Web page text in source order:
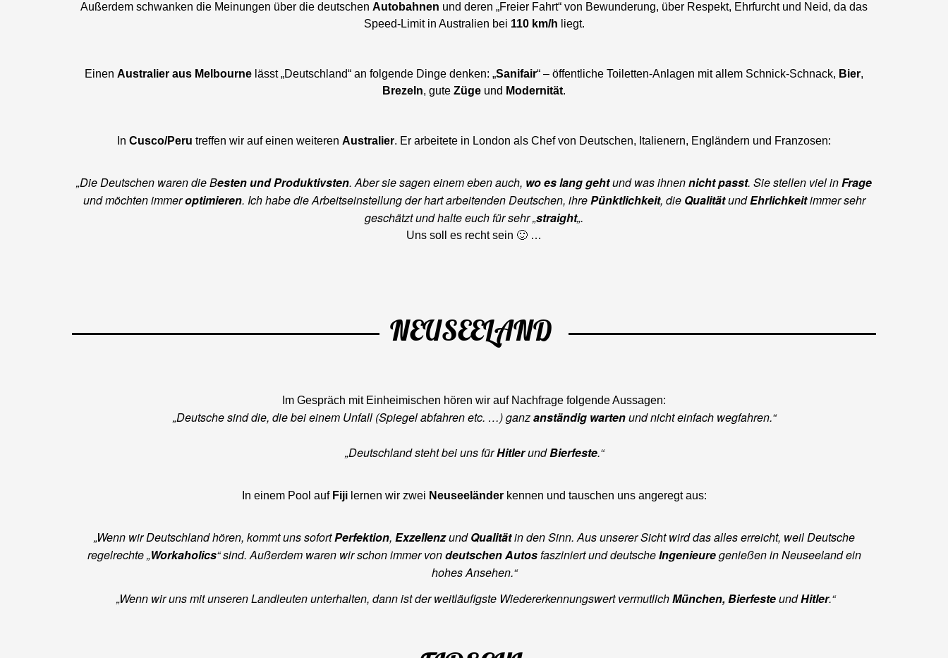
Außerdem schwanken die Meinungen über die deutschen Autobahnen und deren „Freier Fahrt“ von Bewunderung, über Respekt, Ehrfurcht und Neid, da das
Speed-Limit in Australien bei 110 km/h liegt.
Einen Australier aus Melbourne lässt „Deutschland“ an folgende Dinge denken: „Sanifair“ – öffentliche Toiletten-Anlagen mit allem Schnick-Schnack, Bier,
Brezeln, gute Züge und Modernität.
In Cusco/Peru treffen wir auf einen weiteren Australier. Er arbeitete in London als Chef von Deutschen, Italienern, Engländern und Franzosen:
„Die Deutschen waren die Besten und Produktivsten. Aber sie sagen einem eben auch, wo es lang gehtund was ihnennicht passt. Sie stellen viel inFrage
und möchten immeroptimieren. Ich habe die Arbeitseinstellung der hart arbeitenden Deutschen, ihrePünktlichkeit, die QualitätundEhrlichkeitimmer sehr
geschätzt und halte euch für sehr „straight„.
Uns soll es recht sein 🙂 …
NEUSEELAND
Im Gespräch mit Einheimischen hören wir auf Nachfrage folgende Aussagen:
„Deutsche sind die, die bei einem Unfall (Spiegel abfahren etc. …) ganzanständig wartenund nicht einfach wegfahren.“
„Deutschland steht bei uns fürHitlerundBierfeste.“
In einem Pool auf Fijilernen wir zwei Neuseeländerkennen und tauschen uns angeregt aus:
„Wenn wir Deutschland hören, kommt uns sofortPerfektion, ExzellenzundQualitätin den Sinn. Aus unserer Sicht wird das alles erreicht, weil Deutsche
regelrechte „Workaholics“ sind. Außerdem waren wir schon immer vondeutschen Autosfasziniert und deutscheIngenieuregenießen in Neuseeland ein
hohes Ansehen.“
„Wenn wir uns mit unseren Landleuten unterhalten, dann ist der weitläufigste Wiedererkennungswert vermutlichMünchen, BierfesteundHitler.“